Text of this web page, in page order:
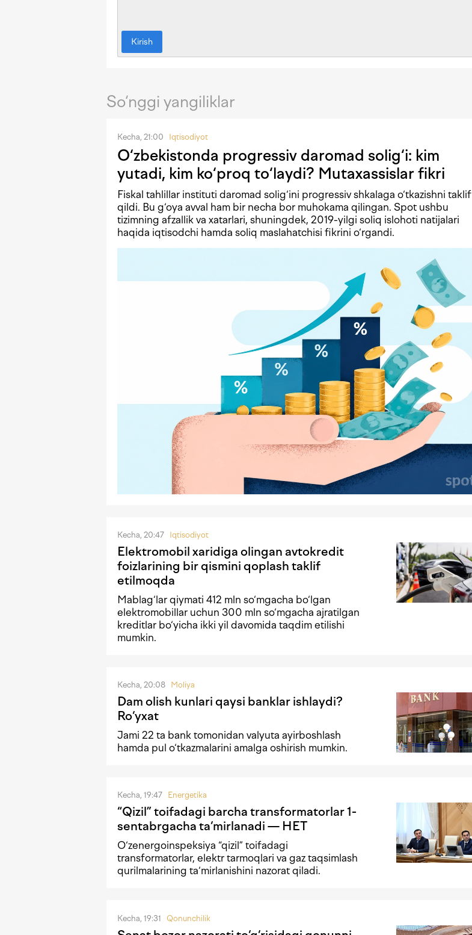
Kirish
So‘nggi yangiliklar
Kecha, 21:00 Iqtisodiyot
O‘zbekistonda progressiv daromad solig‘i: kim
yutadi, kim ko‘proq to‘laydi? Mutaxassislar fikri
Fiskal tahlillar instituti daromad solig‘ini progressiv shkalaga o‘tkazishni taklif
qildi. Bu g‘oya avval ham bir necha bor muhokama qilingan. Spot ushbu
tizimning afzallik va xatarlari, shuningdek, 2019-yilgi soliq islohoti natijalari
haqida iqtisodchi hamda soliq maslahatchisi fikrini o‘rgandi.
Kecha, 20:47 Iqtisodiyot
Elektromobil xaridiga olingan avtokredit
foizlarining bir qismini qoplash taklif
etilmoqda
Mablag‘lar qiymati 412 mln so‘mgacha bo‘lgan
elektromobillar uchun 300 mln so‘mgacha ajratilgan
kreditlar bo‘yicha ikki yil davomida taqdim etilishi
mumkin.
Kecha, 20:08 Moliya
Dam olish kunlari qaysi banklar ishlaydi?
Ro‘yxat
Jami 22 ta bank tomonidan valyuta ayirboshlash
hamda pul o‘tkazmalarini amalga oshirish mumkin.
Kecha, 19:47 Energetika
“Qizil” toifadagi barcha transformatorlar 1-
sentabrgacha ta‘mirlanadi — HET
O‘zenergoinspeksiya “qizil” toifadagi
transformatorlar, elektr tarmoqlari va gaz taqsimlash
qurilmalarining ta‘mirlanishini nazorat qiladi.
Kecha, 19:31 Qonunchilik